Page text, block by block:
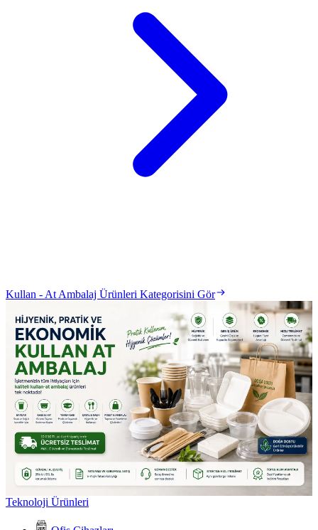
Kullan - At Ambalaj Ürünleri Kategorisini Gör
Teknoloji Ürünleri